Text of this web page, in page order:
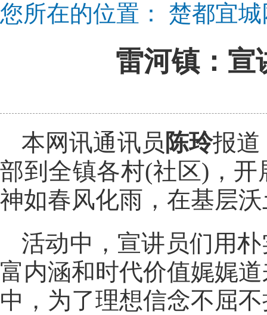
您所在的位置： 楚都宜城
雷河镇：宣
本网讯通讯员 陈玲报道
部到全镇各村(社区)，
神如春风化雨，在基层
活动中，宣讲员们用
富内涵和时代价值娓娓
中，为了理想信念不屈